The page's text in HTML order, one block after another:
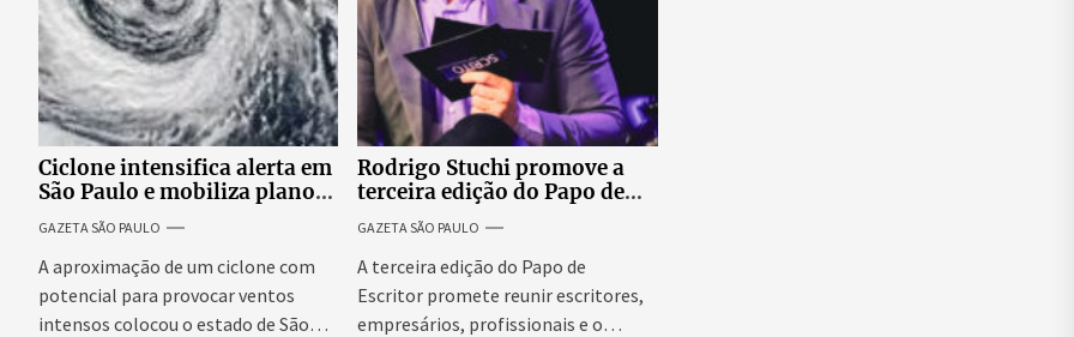
Ciclone intensifica alerta em
São Paulo e mobiliza plano
emergencial para evitar
impactos no fornecimento
de energia
GAZETA SÃO PAULO
A aproximação de um ciclone com
potencial para provocar ventos
intensos colocou o estado de São
Rodrigo Stuchi promove a
terceira edição do Papo de
Escritor, podcast ao vivo que
reúne especialistas para
discutir saúde mental e
prosperidade.
GAZETA SÃO PAULO
A terceira edição do Papo de
Escritor promete reunir escritores,
empresários, profissionais e o